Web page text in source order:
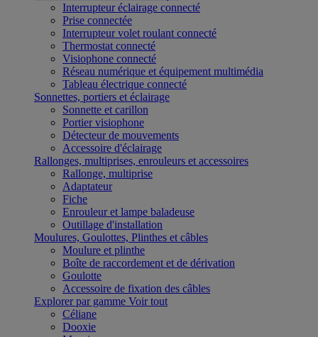
Interrupteur éclairage connecté
Prise connectée
Interrupteur volet roulant connecté
Thermostat connecté
Visiophone connecté
Réseau numérique et équipement multimédia
Tableau électrique connecté
Sonnettes, portiers et éclairage
Sonnette et carillon
Portier visiophone
Détecteur de mouvements
Accessoire d'éclairage
Rallonges, multiprises, enrouleurs et accessoires
Rallonge, multiprise
Adaptateur
Fiche
Enrouleur et lampe baladeuse
Outillage d'installation
Moulures, Goulottes, Plinthes et câbles
Moulure et plinthe
Boîte de raccordement et de dérivation
Goulotte
Accessoire de fixation des câbles
Explorer par gamme Voir tout
Céliane
Dooxie